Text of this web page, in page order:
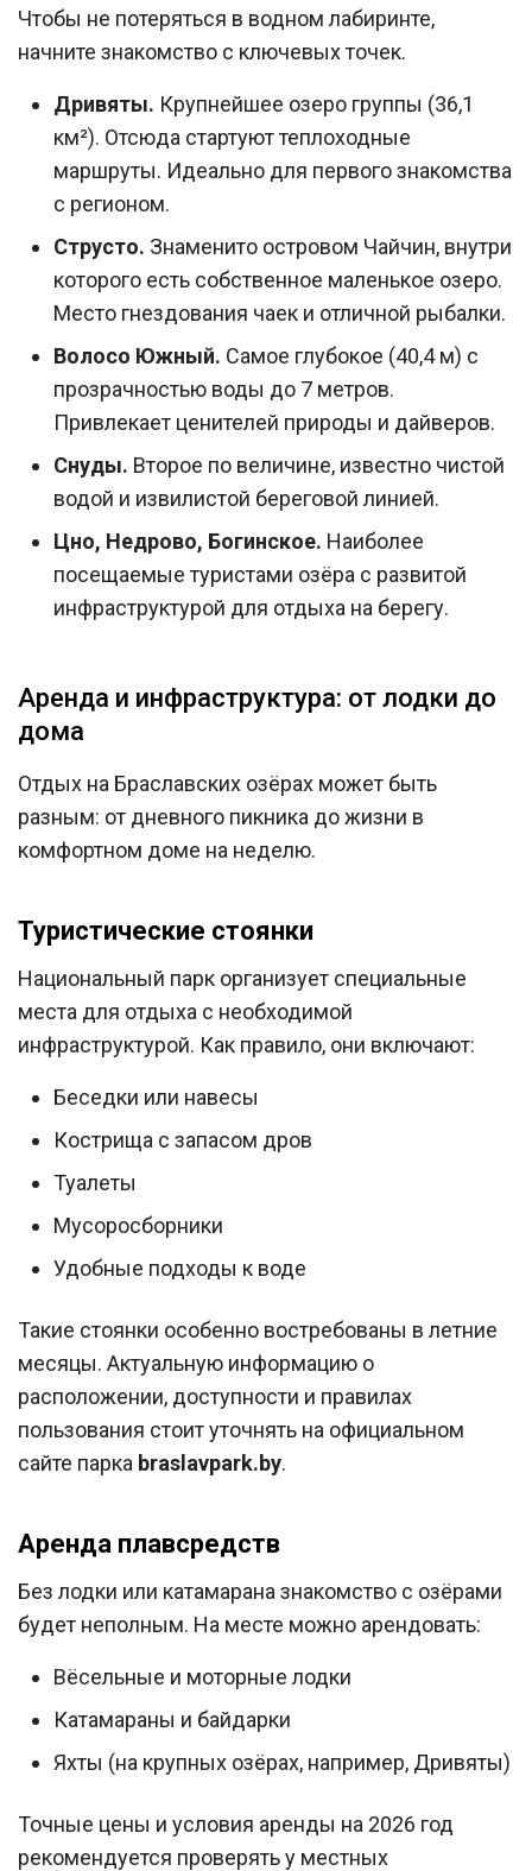
Чтобы не потеряться в водном лабиринте,
начните знакомство с ключевых точек.
Дривяты. Крупнейшее озеро группы (36,1
км²). Отсюда стартуют теплоходные
маршруты. Идеально для первого знакомства
с регионом.
Струсто. Знаменито островом Чайчин, внутри
которого есть собственное маленькое озеро.
Место гнездования чаек и отличной рыбалки.
Волосо Южный. Самое глубокое (40,4 м) с
прозрачностью воды до 7 метров.
Привлекает ценителей природы и дайверов.
Снуды. Второе по величине, известно чистой
водой и извилистой береговой линией.
Цно, Недрово, Богинское. Наиболее
посещаемые туристами озёра с развитой
инфраструктурой для отдыха на берегу.
Аренда и инфраструктура: от лодки до
дома
Отдых на Браславских озёрах может быть
разным: от дневного пикника до жизни в
комфортном доме на неделю.
Туристические стоянки
Национальный парк организует специальные
места для отдыха с необходимой
инфраструктурой. Как правило, они включают:
Беседки или навесы
Кострища с запасом дров
Туалеты
Мусоросборники
Удобные подходы к воде
Такие стоянки особенно востребованы в летние
месяцы. Актуальную информацию о
расположении, доступности и правилах
пользования стоит уточнять на официальном
сайте парка braslavpark.by.
Аренда плавсредств
Без лодки или катамарана знакомство с озёрами
будет неполным. На месте можно арендовать:
Вёсельные и моторные лодки
Катамараны и байдарки
Яхты (на крупных озёрах, например, Дривяты)
Точные цены и условия аренды на 2026 год
рекомендуется проверять у местных